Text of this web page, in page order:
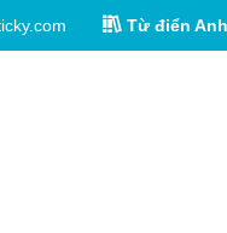
Từ điển